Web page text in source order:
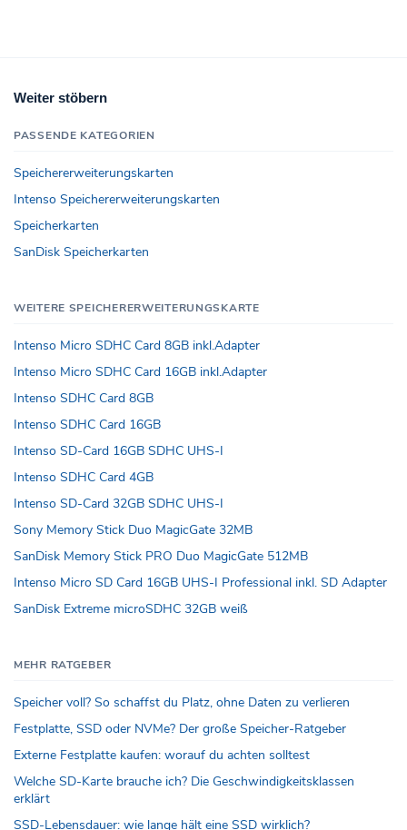
Weiter stöbern
PASSENDE KATEGORIEN
Speichererweiterungskarten
Intenso Speichererweiterungskarten
Speicherkarten
SanDisk Speicherkarten
WEITERE SPEICHERERWEITERUNGSKARTE
Intenso Micro SDHC Card 8GB inkl.Adapter
Intenso Micro SDHC Card 16GB inkl.Adapter
Intenso SDHC Card 8GB
Intenso SDHC Card 16GB
Intenso SD-Card 16GB SDHC UHS-I
Intenso SDHC Card 4GB
Intenso SD-Card 32GB SDHC UHS-I
Sony Memory Stick Duo MagicGate 32MB
SanDisk Memory Stick PRO Duo MagicGate 512MB
Intenso Micro SD Card 16GB UHS-I Professional inkl. SD Adapter
SanDisk Extreme microSDHC 32GB weiß
MEHR RATGEBER
Speicher voll? So schaffst du Platz, ohne Daten zu verlieren
Festplatte, SSD oder NVMe? Der große Speicher-Ratgeber
Externe Festplatte kaufen: worauf du achten solltest
Welche SD-Karte brauche ich? Die Geschwindigkeitsklassen
erklärt
SSD-Lebensdauer: wie lange hält eine SSD wirklich?